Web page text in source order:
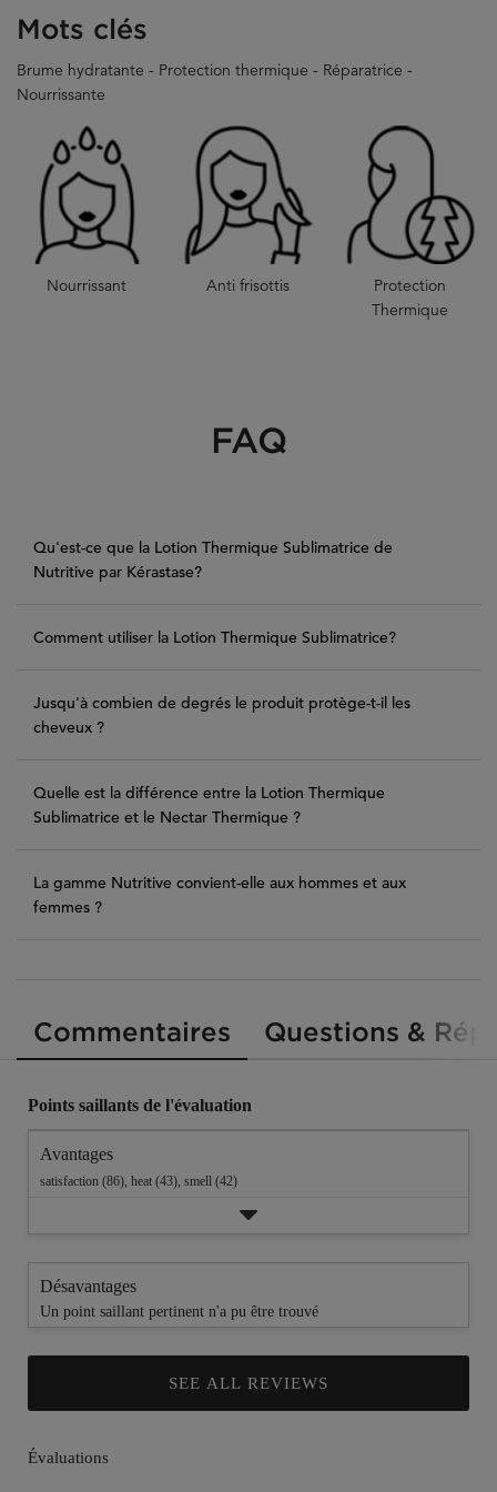
Mots clés
Brume hydratante - Protection thermique - Réparatrice -
Nourrissante
Nourrissant Anti frisottis
Protection
Thermique
FAQ
Qu'est-ce que la Lotion Thermique Sublimatrice de
Nutritive par Kérastase?
Comment utiliser la Lotion Thermique Sublimatrice?
Jusqu'à combien de degrés le produit protège-t-il les
cheveux ?
Quelle est la différence entre la Lotion Thermique
Sublimatrice et le Nectar Thermique ?
La gamme Nutritive convient-elle aux hommes et aux
femmes ?
Commentaires Questions &
Points saillants de l'évaluation
Avantages
satisfaction (86), heat (43), smell (42)
Désavantages
Un point saillant pertinent n'a pu être trouvé
SEE ALL REVIEWS
Click
to